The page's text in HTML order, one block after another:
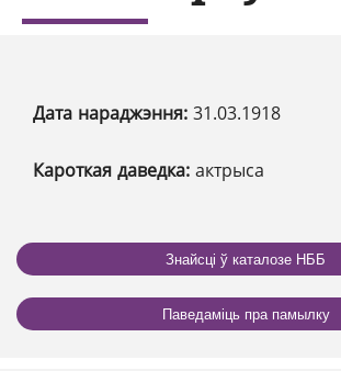
Дата нараджэння: 31.03.1918
Кароткая даведка: актрыса
Знайсці ў каталозе НББ
Паведаміць пра памылку